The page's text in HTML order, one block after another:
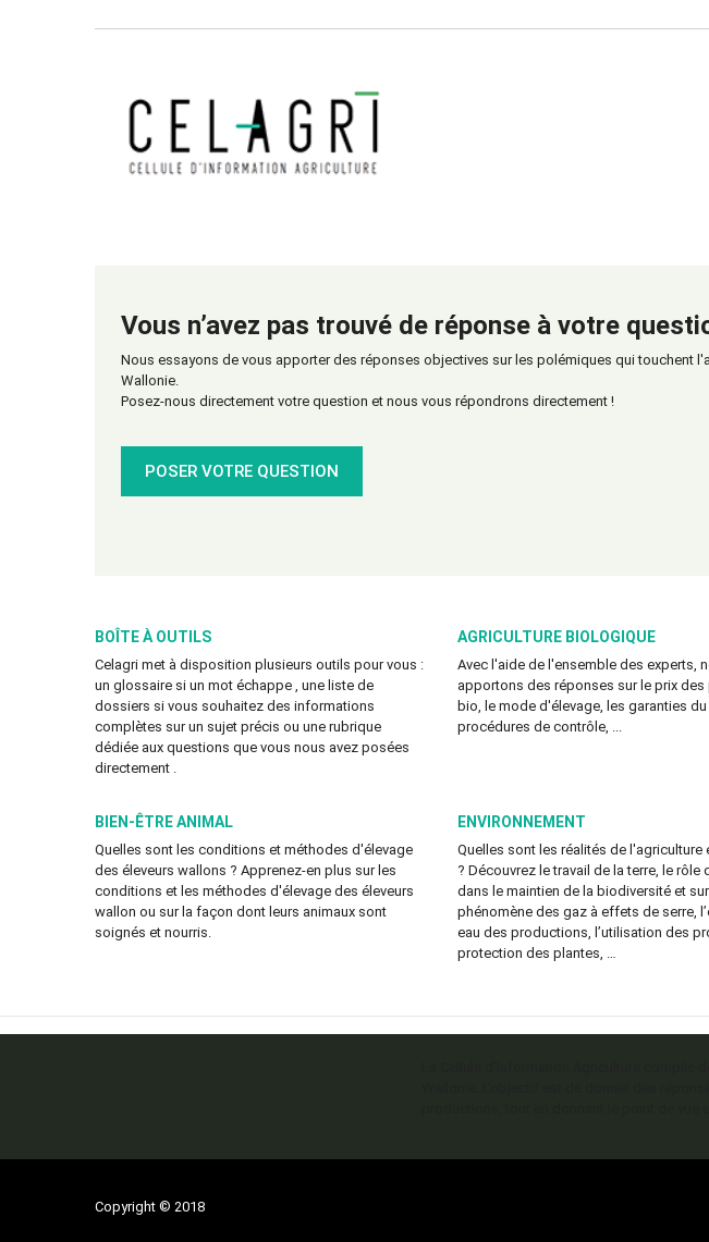
Vous n’avez pas trouvé de réponse à votre
Nous essayons de vous apporter des réponses objectives sur les polémiques qui touchent
Wallonie.
Posez-nous directement votre question et nous vous répondrons directement !
POSER VOTRE QUESTION
BOÎTE À OUTILS
Celagri met à disposition plusieurs outils pour vous :
un glossaire si un mot échappe , une liste de
dossiers si vous souhaitez des informations
complètes sur un sujet précis ou une rubrique
dédiée aux questions que vous nous avez posées
directement .
AGRICULTURE BIOLOGIQUE
Avec l'aide de l'ensemble des experts,
apportons des réponses sur le prix des
bio, le mode d'élevage, les garanties
procédures de contrôle, ...
BIEN-ÊTRE ANIMAL
Quelles sont les conditions et méthodes d'élevage
des éleveurs wallons ? Apprenez-en plus sur les
conditions et les méthodes d'élevage des éleveurs
wallon ou sur la façon dont leurs animaux sont
soignés et nourris.
ENVIRONNEMENT
Quelles sont les réalités de l'agriculture
? Découvrez le travail de la terre, le rôle
dans le maintien de la biodiversité et
phénomène des gaz à effets de serre,
eau des productions, l’utilisation des
protection des plantes, …
Copyright © 2018